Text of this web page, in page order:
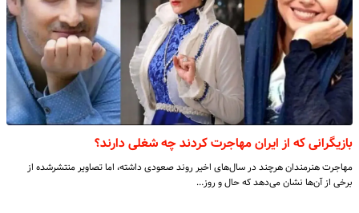
بازیگرانی که از ایران مهاجرت کردند چه شغلی دارند؟
مهاجرت هنرمندان هرچند در سال‌های اخیر روند صعودی داشته، اما تصاویر منتشرشده از
برخی از آن‌ها نشان می‌دهد که حال و روز…